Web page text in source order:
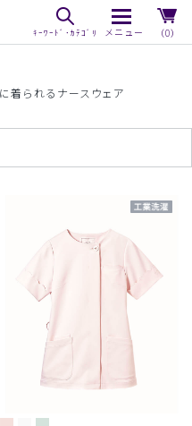
（0）
着られるナースウェア